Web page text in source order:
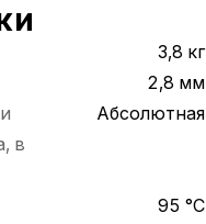
3,8 кг
2,8 мм
в
Абсолютная
95 °С